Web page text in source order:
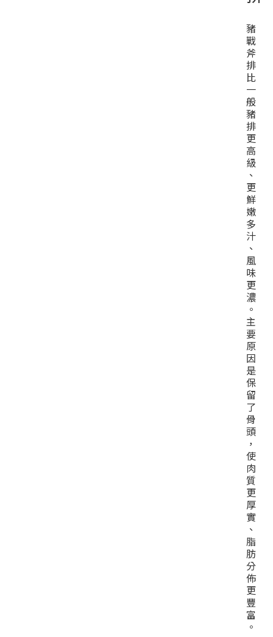
豬
戰
斧
排
比
一
般
豬
排
更
高
級
、
更
鮮
嫩
多
汁
、
風
味
更
濃
。
主
要
原
因
是
保
留
了
骨
頭
，
使
肉
質
更
厚
實
、
脂
肪
分
佈
更
豐
富
。